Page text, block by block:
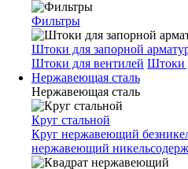
Фильтры
Штоки для запорной
Штоки для вентилей Штоки
Нержавеющая сталь
Нержавеющая сталь
Круг стальной
Круг нержавеющий
нержавеющий